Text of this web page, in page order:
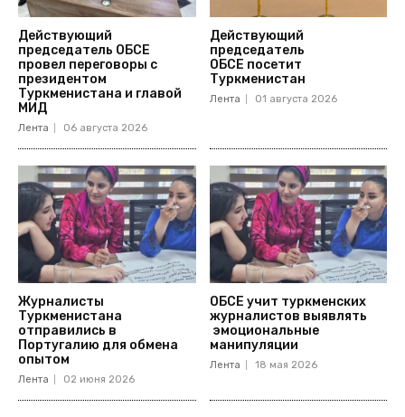
Действующий
председатель ОБСЕ
провел переговоры с
президентом
Туркменистана и главой
МИД
Лента 06 августа 2026
Действующий
председатель
ОБСЕ посетит
Туркменистан
Лента 01 августа 2026
Журналисты
Туркменистана
отправились в
Португалию для обмена
опытом
Лента 02 июня 2026
ОБСЕ учит туркменских
журналистов выявлять
эмоциональные
манипуляции
Лента 18 мая 2026